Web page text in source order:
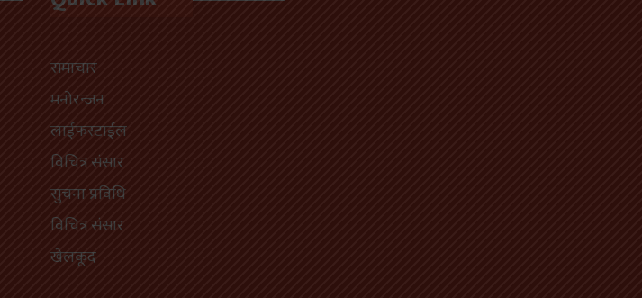
समाचार
मनोरन्जन
लाईफस्टाईल
विचित्र संसार
सुचना प्रविधि
विचित्र संसार
खेलकूद